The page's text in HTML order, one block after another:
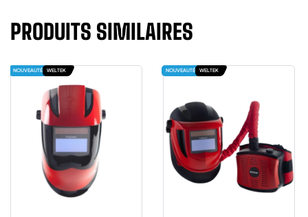
PRODUITS SIMILAIRES
NOUVEAUTÉ WELTEK NOUVEAUTÉ WELTEK